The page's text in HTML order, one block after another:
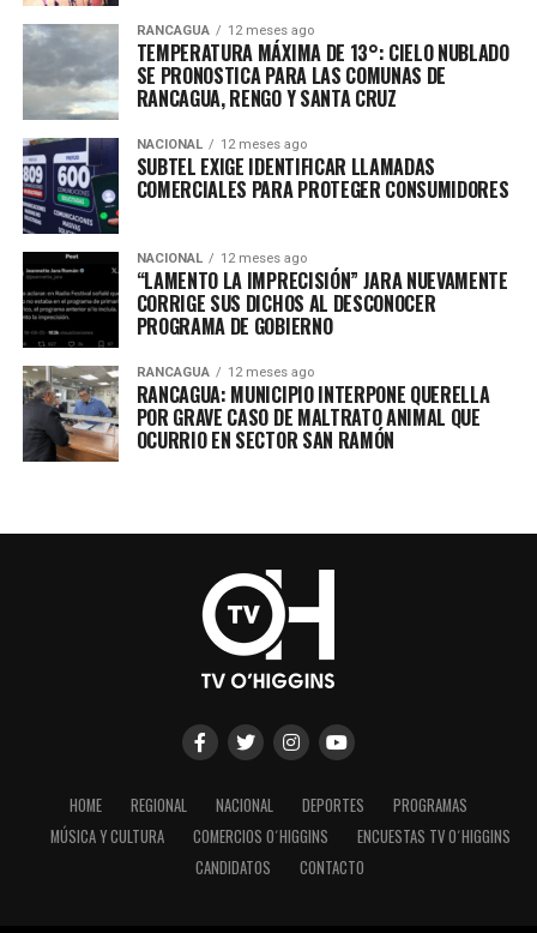
RANCAGUA 12 meses ago
TEMPERATURA MÁXIMA DE 13°: CIELO NUBLADO
SE PRONOSTICA PARA LAS COMUNAS DE
RANCAGUA, RENGO Y SANTA CRUZ
NACIONAL 12 meses ago
SUBTEL EXIGE IDENTIFICAR LLAMADAS
COMERCIALES PARA PROTEGER CONSUMIDORES
NACIONAL 12 meses ago
“LAMENTO LA IMPRECISIÓN” JARA NUEVAMENTE
CORRIGE SUS DICHOS AL DESCONOCER
PROGRAMA DE GOBIERNO
RANCAGUA 12 meses ago
RANCAGUA: MUNICIPIO INTERPONE QUERELLA
POR GRAVE CASO DE MALTRATO ANIMAL QUE
OCURRIO EN SECTOR SAN RAMÓN
HOME REGIONAL NACIONAL DEPORTES
PROGRAMAS
MÚSICA Y CULTURA
COMERCIOS O´HIGGINS
ENCUESTAS TV O´HIGGINS
CANDIDATOS
CONTACTO